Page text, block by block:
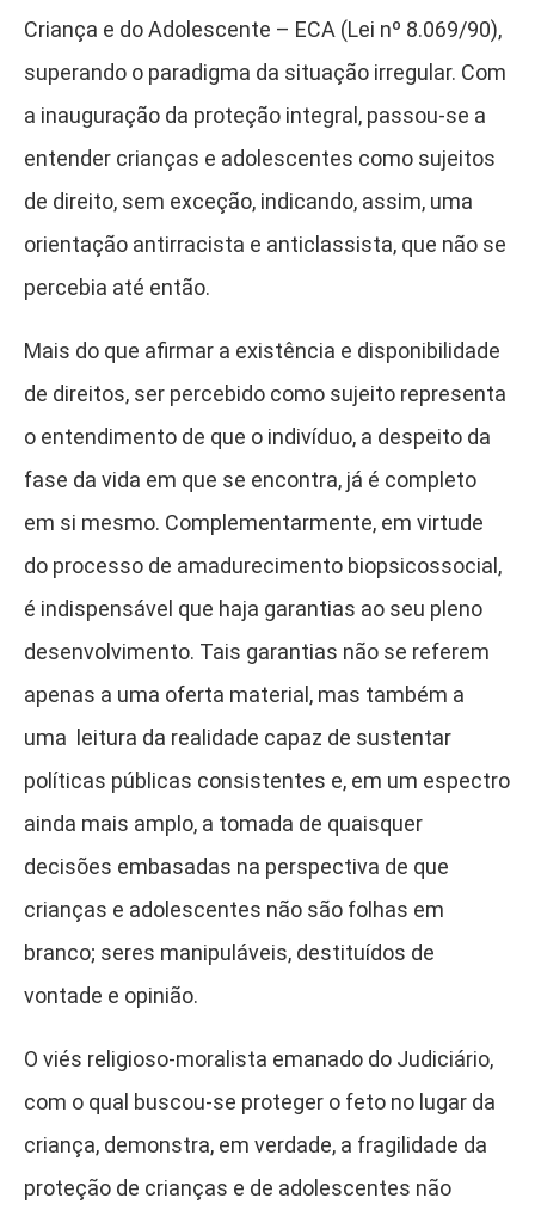
Criança e do Adolescente – ECA (Lei nº 8.069/90),
superando o paradigma da situação irregular. Com
a inauguração da proteção integral, passou-se a
entender crianças e adolescentes como sujeitos
de direito, sem exceção, indicando, assim, uma
orientação antirracista e anticlassista, que não se
percebia até então.
Mais do que afirmar a existência e disponibilidade
de direitos, ser percebido como sujeito representa
o entendimento de que o indivíduo, a despeito da
fase da vida em que se encontra, já é completo
em si mesmo. Complementarmente, em virtude
do processo de amadurecimento biopsicossocial,
é indispensável que haja garantias ao seu pleno
desenvolvimento. Tais garantias não se referem
apenas a uma oferta material, mas também a
uma leitura da realidade capaz de sustentar
políticas públicas consistentes e, em um espectro
ainda mais amplo, a tomada de quaisquer
decisões embasadas na perspectiva de que
crianças e adolescentes não são folhas em
branco; seres manipuláveis, destituídos de
vontade e opinião.
O viés religioso-moralista emanado do Judiciário,
com o qual buscou-se proteger o feto no lugar da
criança, demonstra, em verdade, a fragilidade da
proteção de crianças e de adolescentes não